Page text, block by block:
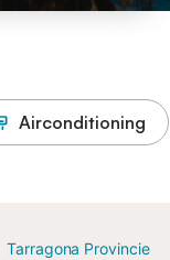
Airconditioning
Tarragona Provincie